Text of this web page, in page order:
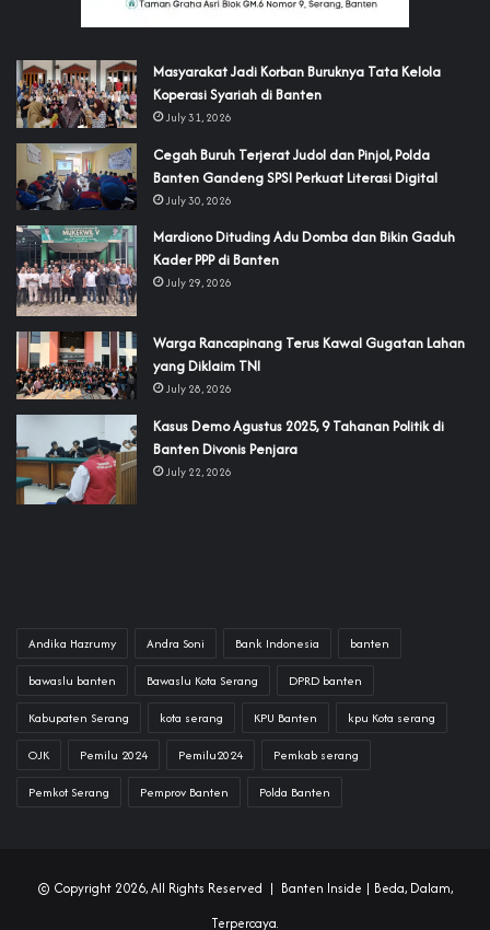
‎Masyarakat Jadi Korban Buruknya Tata Kelola
Koperasi Syariah di Banten
July 31, 2026
Cegah Buruh Terjerat Judol dan Pinjol, Polda
Banten Gandeng SPSI Perkuat Literasi Digital
July 30, 2026
‎Mardiono Dituding Adu Domba dan Bikin Gaduh
Kader PPP di Banten
July 29, 2026
‎Warga Rancapinang Terus Kawal Gugatan Lahan
yang Diklaim TNI‎‎
July 28, 2026
‎Kasus Demo Agustus 2025, 9 Tahanan Politik di
Banten Divonis Penjara
July 22, 2026
Andika Hazrumy Andra Soni Bank Indonesia banten
bawaslu banten Bawaslu Kota Serang DPRD banten
Kabupaten Serang kota serang KPU Banten kpu Kota serang
OJK Pemilu 2024 Pemilu2024 Pemkab serang
Pemkot Serang Pemprov Banten Polda Banten
© Copyright 2026, All Rights Reserved | Banten Inside | Beda, Dalam,
Terpercaya.